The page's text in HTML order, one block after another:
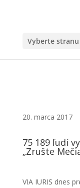
Vyberte stranu
20. marca 2017
75 189 ľudí
„Zrušte
VIA IURIS dnes